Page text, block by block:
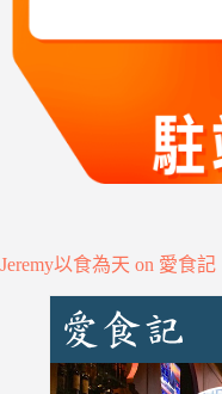
Jeremy以食為天 on 愛食記